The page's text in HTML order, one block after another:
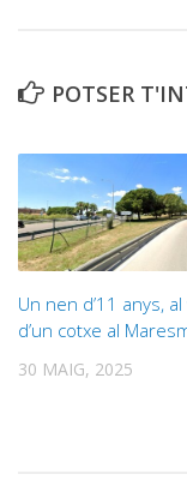
POTSER
Un nen d’11 anys,
d’un cotxe al
30 MAIG, 2025